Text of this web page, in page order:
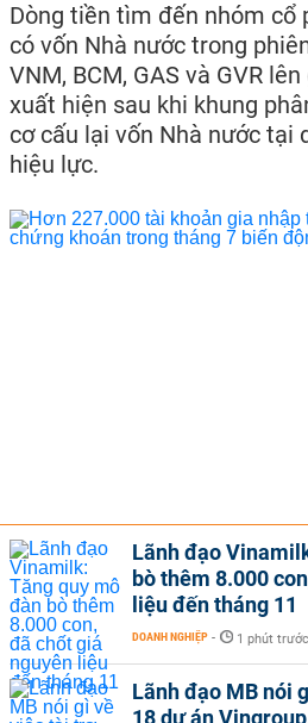
Dòng tiền tìm đến nhóm cổ
có vốn Nhà nước trong
VNM, BCM, GAS và GVR
xuất hiện sau khi khung
cơ cấu lại vốn Nhà nước tại
hiệu lực.
Lãnh đạo
bò thêm 8.000
liệu đến tháng 11
DOANH NGHIỆP - 1 phút trước
Lãnh đạo MB nói
18 dự án